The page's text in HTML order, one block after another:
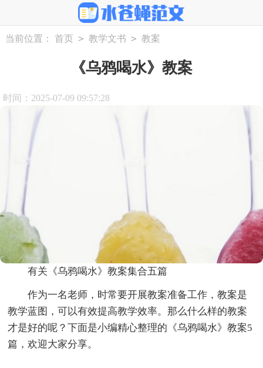
当前位置： 首页 > 教学文书 > 教案
《乌鸦喝水》教案
时间：2025-07-09 09:57:28
有关《乌鸦喝水》教案集合五篇
作为一名老师，时常要开展教案准备工作，教案是
教学蓝图，可以有效提高教学效率。那么什么样的教案
才是好的呢？下面是小编精心整理的《乌鸦喝水》教案5
篇，欢迎大家分享。